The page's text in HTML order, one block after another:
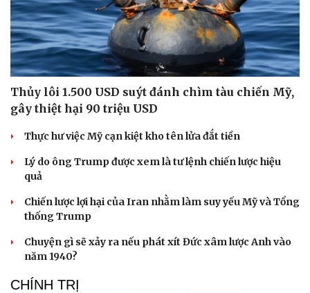
Thủy lôi 1.500 USD suýt đánh chìm tàu chiến Mỹ,
gây thiệt hại 90 triệu USD
Thực hư việc Mỹ cạn kiệt kho tên lửa đắt tiền
Lý do ông Trump được xem là tư lệnh chiến lược hiệu
quả
Chiến lược lợi hại của Iran nhằm làm suy yếu Mỹ và Tổng
thống Trump
Chuyện gì sẽ xảy ra nếu phát xít Đức xâm lược Anh vào
năm 1940?
CHÍNH TRỊ